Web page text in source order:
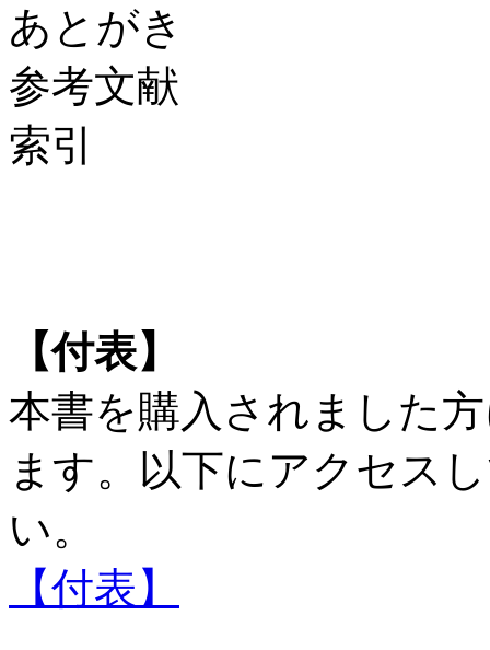
あとがき
参考文献
索引
【付表】
本書を購入されました
ます。以下にアクセス
い。
【付表】